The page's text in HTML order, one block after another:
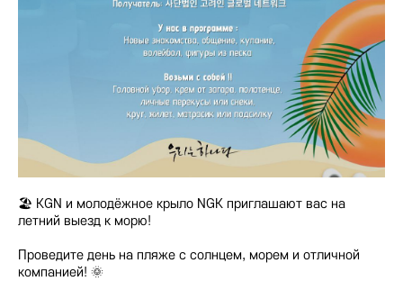
🏖 KGN и молодёжное крыло NGK приглашают вас на
летний выезд к морю!
Проведите день на пляже с солнцем, морем и отличной
компанией! 🌞